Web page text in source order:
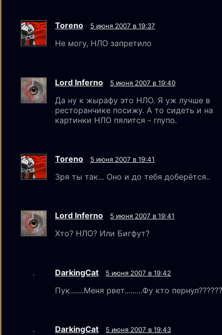
Toreno 5 июня 2007 в 19:37
Не могу, НЛО запретило
Lord Inferno 5 июня 2007 в 19:40
Да ну к жырафу это НЛО. Я уж лучше в
ресторанчике посижу. А то сидеть и на
картинки НЛО пялится - глупо.
Toreno 5 июня 2007 в 19:41
Зря ты так... Оно и до тебя доберётся..
Lord Inferno 5 июня 2007 в 19:41
Хто? НЛО? Или Бигфут?
DarkingCat 5 июня 2007 в 19:42
Пук.......Меня рвет.........Фу кто пернул??????
DarkingCat 5 июня 2007 в 19:43